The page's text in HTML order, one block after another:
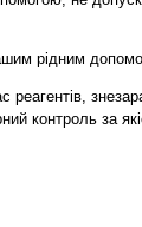
рідним
реагентів,
контроль за